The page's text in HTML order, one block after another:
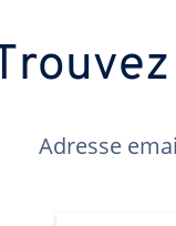
Adresse